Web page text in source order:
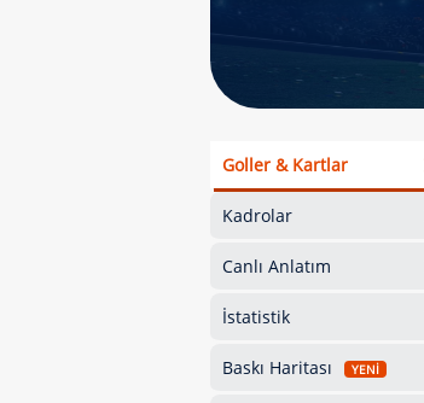
Goller & Kartlar
Kadrolar
Canlı Anlatım
İstatistik
Baskı Haritası YENİ